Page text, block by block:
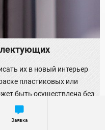
их в новый интерьер
пластиковых или
быть осуществлена без
дома. Причем это
Поверхность профиля
Заявка